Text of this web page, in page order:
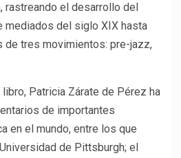
rastreando el desarrollo del
mediados del siglo XIX hasta
de tres movimientos: pre-jazz,
Patricia Zárate de Pérez ha
de importantes
en el mundo, entre los que
de Pittsburgh; el